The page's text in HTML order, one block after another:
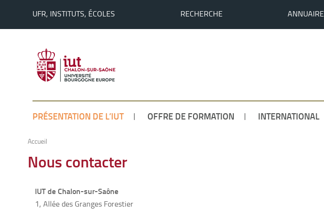
UFR, INSTITUTS, ÉCOLES RECHERCHE ANNUAIRE
PRÉSENTATION DE L’IUT OFFRE DE FORMATION INTERNATIONAL
Accueil
Nous contacter
IUT de Chalon-sur-Saône
1, Allée des Granges Forestier